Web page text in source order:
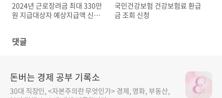
2024년 근로장려금 최대 330만
원 지급대상자 예상지급액 신청
국민건강보험 건강보험료 환급
금 조회 신청
댓글
돈버는 경제 공부 기록소
30대 직장인, <자본주의란 무엇인가> 경제, 영화, 부동산,